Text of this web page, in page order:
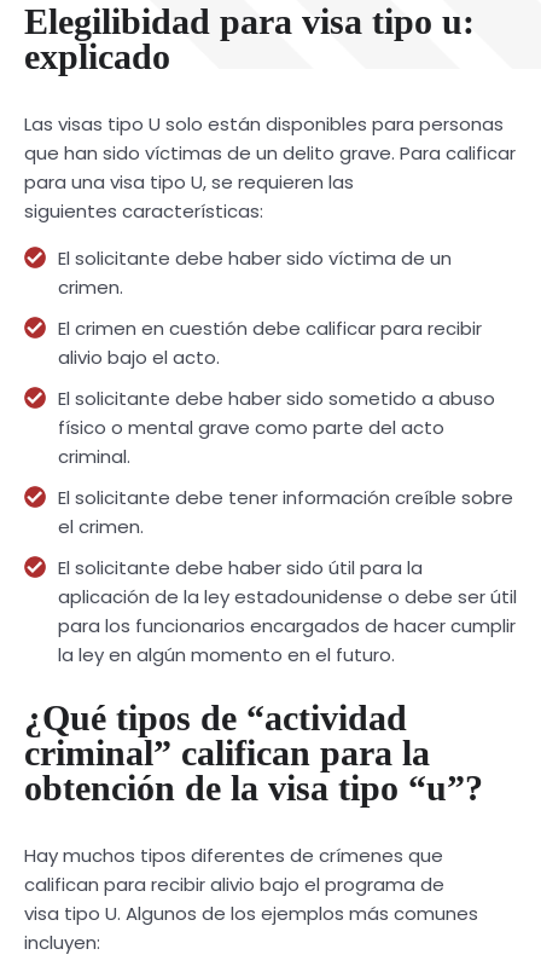
Elegilibidad para visa tipo u:
explicado
Las visas tipo U solo están disponibles para personas
que han sido víctimas de un delito grave. Para calificar
para una visa tipo U, se requieren las
siguientes características:
El solicitante debe haber sido víctima de un
crimen.
El crimen en cuestión debe calificar para recibir
alivio bajo el acto.
El solicitante debe haber sido sometido a abuso
físico o mental grave como parte del acto
criminal.
El solicitante debe tener información creíble sobre
el crimen.
El solicitante debe haber sido útil para la
aplicación de la ley estadounidense o debe ser útil
para los funcionarios encargados de hacer cumplir
la ley en algún momento en el futuro.
¿Qué tipos de “actividad
criminal” califican para la
obtención de la visa tipo “u”?
Hay muchos tipos diferentes de crímenes que
califican para recibir alivio bajo el programa de
visa tipo U. Algunos de los ejemplos más comunes
incluyen: